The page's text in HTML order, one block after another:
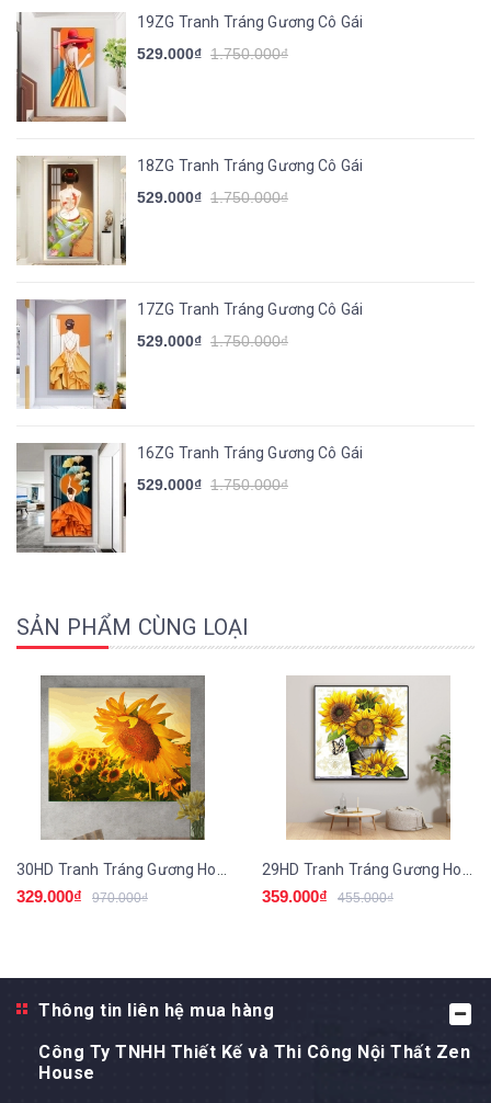
19ZG Tranh Tráng Gương Cô Gái
529.000₫ 1.750.000₫
18ZG Tranh Tráng Gương Cô Gái
529.000₫ 1.750.000₫
17ZG Tranh Tráng Gương Cô Gái
529.000₫ 1.750.000₫
16ZG Tranh Tráng Gương Cô Gái
529.000₫ 1.750.000₫
SẢN PHẨM CÙNG LOẠI
329.000₫ 970.000₫ 359.000₫ 455.000₫
Thông tin liên hệ mua hàng
Công Ty TNHH Thiết Kế và Thi Công Nội Thất Zen
House